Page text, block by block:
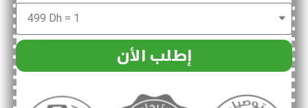
إطلب الأن